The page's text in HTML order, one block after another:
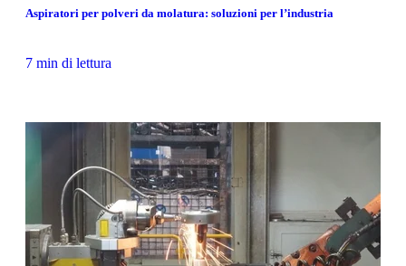
Aspiratori per polveri da molatura: soluzioni per l’industria
7 min di lettura